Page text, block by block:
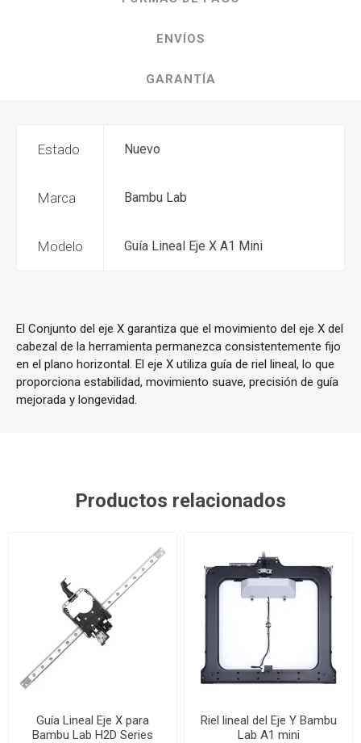
ENVÍOS
GARANTÍA
Estado Nuevo
Marca Bambu Lab
Modelo Guía Lineal Eje X A1 Mini
El Conjunto del eje X garantiza que el movimiento del eje X del
cabezal de la herramienta permanezca consistentemente fijo
en el plano horizontal. El eje X utiliza guía de riel lineal, lo que
proporciona estabilidad, movimiento suave, precisión de guía
mejorada y longevidad.
Productos relacionados
Guía Lineal Eje X para
Bambu Lab H2D Series
Riel lineal del Eje Y Bambu
Lab A1 mini